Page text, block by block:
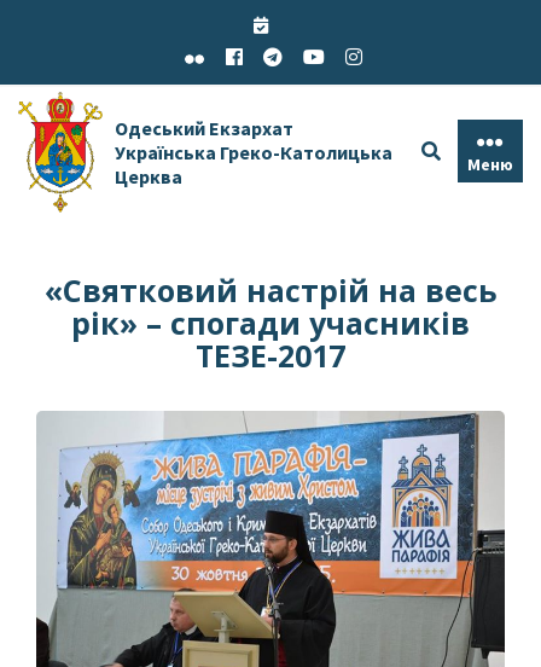
Одеський Екзархат
Українська Греко-Католицька
Церква
Меню
«Святковий настрій на весь
рік» – спогади учасників
ТЕЗЕ-2017